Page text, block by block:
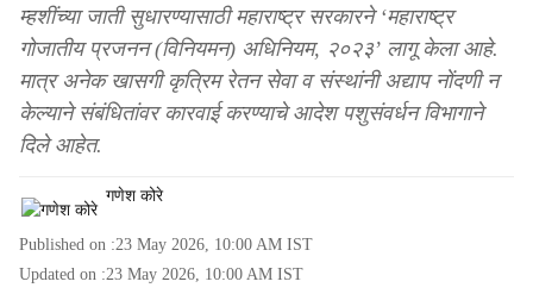
म्हशींच्या जाती सुधारण्यासाठी महाराष्ट्र सरकारने ‘महाराष्ट्र
गोजातीय प्रजनन (विनियमन) अधिनियम, २०२३’ लागू केला आहे.
मात्र अनेक खासगी कृत्रिम रेतन सेवा व संस्थांनी अद्याप नोंदणी न
केल्याने संबंधितांवर कारवाई करण्याचे आदेश पशुसंवर्धन विभागाने
दिले आहेत.
गणेश कोरे
Published on :23 May 2026, 10:00 AM IST
Updated on :23 May 2026, 10:00 AM IST